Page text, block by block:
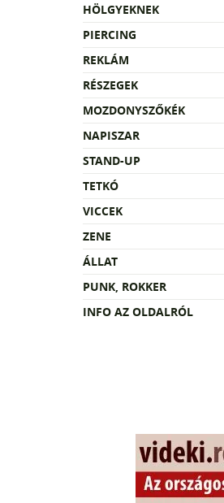
HÖLGYEKNEK
PIERCING
REKLÁM
RÉSZEGEK
MOZDONYSZŐKÉK
NAPISZAR
STAND-UP
TETKÓ
VICCEK
ZENE
ÁLLAT
PUNK, ROKKER
INFO AZ OLDALRÓL